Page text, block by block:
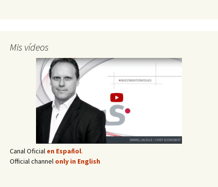
Mis vídeos
Canal Oficial en Español.
Official channel only in English